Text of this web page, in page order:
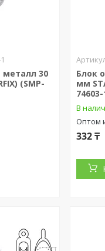
30
(SMP-
Блок
мм
74603-
В
Оптом
332 ₸